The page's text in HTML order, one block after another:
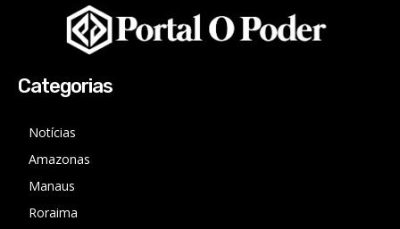
Categorias
Notícias
Amazonas
Manaus
Roraima